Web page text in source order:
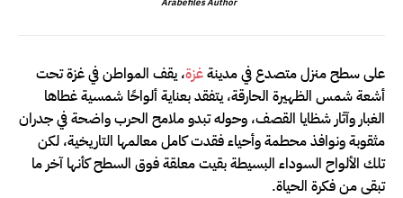
على سطح منزل متصدع في مدينةغزة، يقف المواطن في غزة تحت
أشعة شمس الظهيرة الحارقة، يتفقد بعناية ألواحًا شمسية غطاها
الغبار وآثار شظايا القصف، وحوله تبدو ملامح الحرب واضحة في جدران
مثقوبة ونوافذ محطمة وأحياء فقدت كامل معالمها التاريخية، لكن
تلك الألواح السوداء البسيطة بقيت معلقة فوق السطح كأنها آخر ما
تبقى من فكرة الحياة.